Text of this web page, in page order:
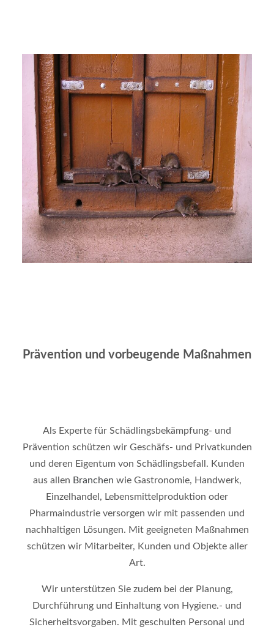
Prävention und vorbeugende Maßnahmen
Als Experte für Schädlingsbekämpfung- und
Prävention schützen wir Geschäfs- und Privatkunden
und deren Eigentum von Schädlingsbefall. Kunden
aus allen Branchen wie Gastronomie, Handwerk,
Einzelhandel, Lebensmittelproduktion oder
Pharmaindustrie versorgen wir mit passenden und
nachhaltigen Lösungen. Mit geeigneten Maßnahmen
schützen wir Mitarbeiter, Kunden und Objekte aller
Art.
Wir unterstützen Sie zudem bei der Planung,
Durchführung und Einhaltung von Hygiene.- und
Sicherheitsvorgaben. Mit geschulten Personal und